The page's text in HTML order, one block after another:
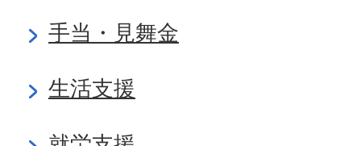
手当・見舞金
生活支援